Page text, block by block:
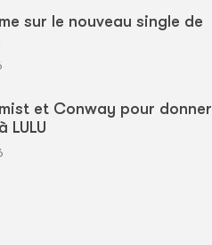
sur le nouveau single de
et Conway pour donner
LULU